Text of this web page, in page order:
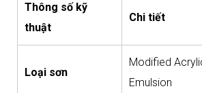
Thông số kỹ
thuật
Chi tiết
Loại sơn
Modified
Emulsion